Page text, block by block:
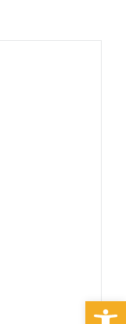
Abrir